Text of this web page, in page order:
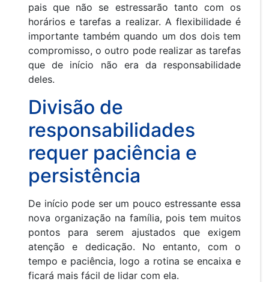
pais que não se estressarão tanto com os
horários e tarefas a realizar. A flexibilidade é
importante também quando um dos dois tem
compromisso, o outro pode realizar as tarefas
que de início não era da responsabilidade
deles.
Divisão de
responsabilidades
requer paciência e
persistência
De início pode ser um pouco estressante essa
nova organização na família, pois tem muitos
pontos para serem ajustados que exigem
atenção e dedicação. No entanto, com o
tempo e paciência, logo a rotina se encaixa e
ficará mais fácil de lidar com ela.